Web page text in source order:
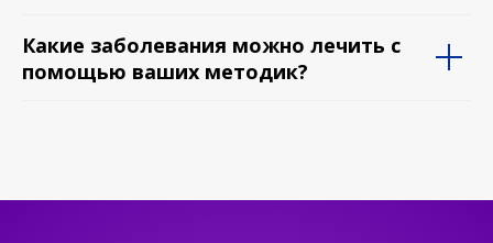
«Чувствую, что появилось много сил,
желание что-то делать, творить, любить.»
Какие заболевания можно лечить с
помощью ваших методик?